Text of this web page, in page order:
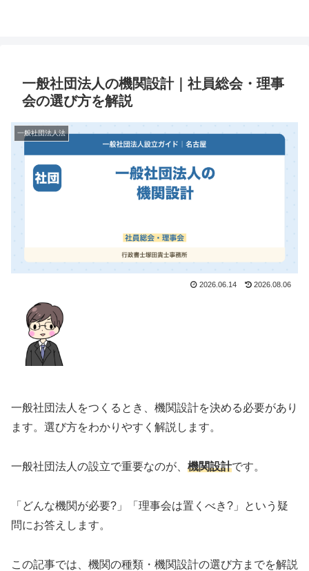
一般社団法人の機関設計｜社員総会・理事
会の選び方を解説
一般社団法人法
2026.06.14 2026.08.06
一般社団法人をつくるとき、機関設計を決める必要があり
ます。選び方をわかりやすく解説します。
一般社団法人の設立で重要なのが、 機関設計です。
「どんな機関が必要?」「理事会は置くべき?」という疑
問にお答えします。
この記事では、機関の種類・機関設計の選び方までを解説